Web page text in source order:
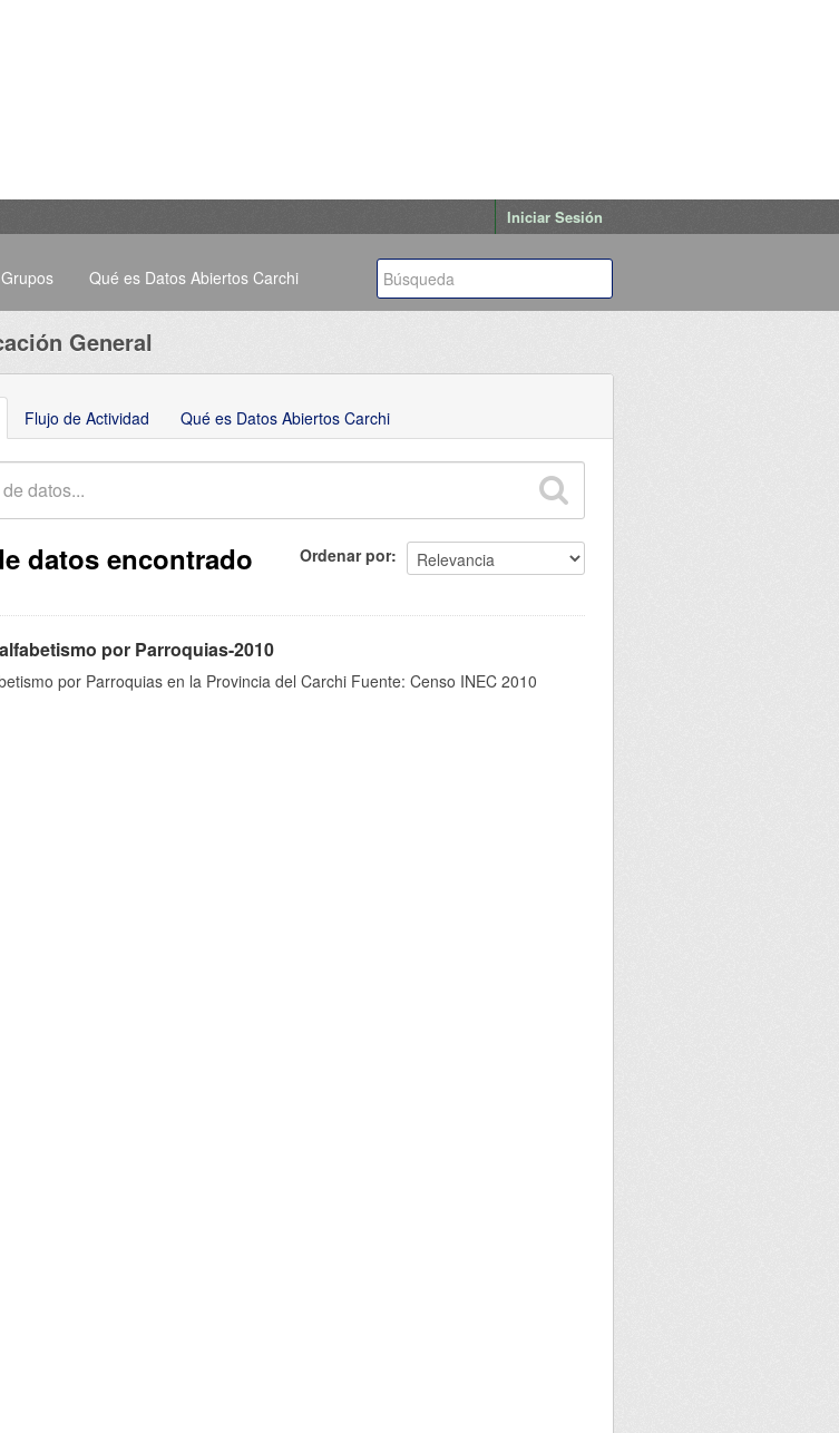
Iniciar Sesión
Grupos Qué es Datos Abiertos Carchi
General
Flujo de Actividad Qué es Datos Abiertos Carchi
Ordenar por
datos encontrado
por Parroquias-2010
por Parroquias en la Provincia del Carchi Fuente: Censo INEC 2010